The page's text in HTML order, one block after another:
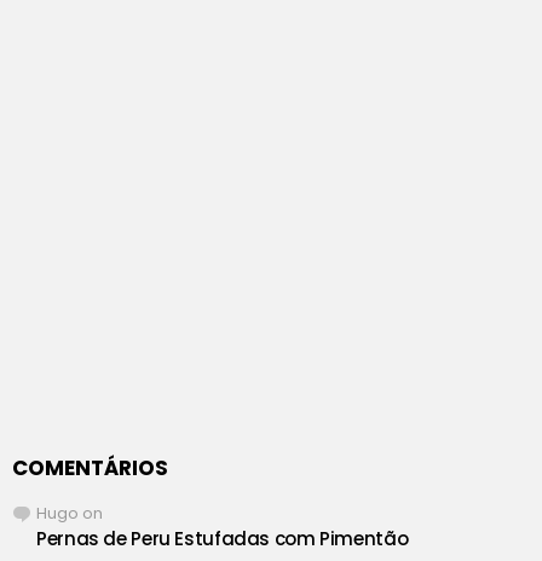
COMENTÁRIOS
Hugo on
Pernas de Peru Estufadas com Pimentão